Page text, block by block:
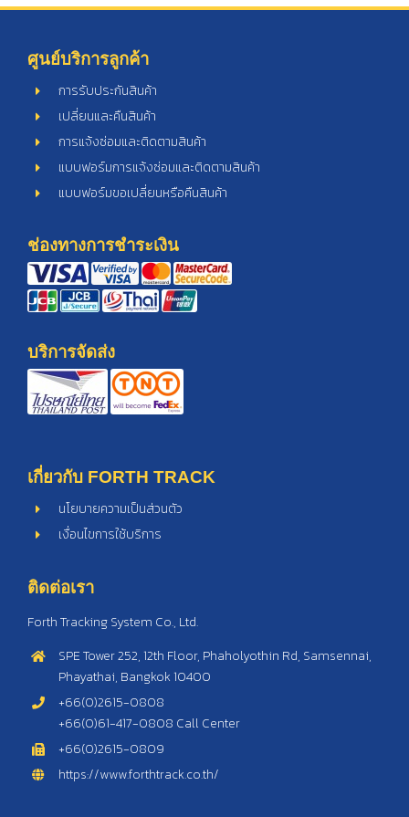
ศูนย์บริการลูกค้า
การรับประกันสินค้า
เปลี่ยนและคืนสินค้า
การแจ้งซ่อมและติดตามสินค้า
แบบฟอร์มการแจ้งซ่อมและติดตามสินค้า
แบบฟอร์มขอเปลี่ยนหรือคืนสินค้า
ช่องทางการชำระเงิน
บริการจัดส่ง
เกี่ยวกับ FORTH TRACK
นโยบายความเป็นส่วนตัว
เงื่อนไขการใช้บริการ
ติดต่อเรา
Forth Tracking System Co., Ltd.
SPE Tower 252, 12th Floor, Phaholyothin Rd, Samsennai,
Phayathai, Bangkok 10400
+66(0)2615-0808
+66(0)61-417-0808 Call Center
+66(0)2615-0809
https://www.forthtrack.co.th/